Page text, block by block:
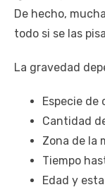
De hecho,
todo si se las
La gravedad
Especie de
Cantidad
Zona de la
Tiempo
Edad y